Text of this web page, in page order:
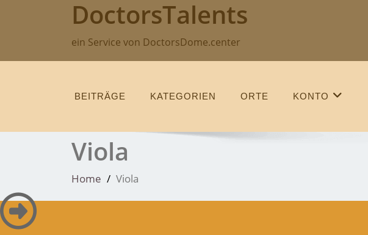
DoctorsTalents
ein Service von DoctorsDome.center
BEITRÄGE KATEGORIEN ORTE KONTO
Viola
Home Viola